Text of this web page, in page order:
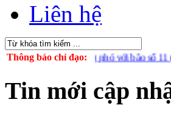
Liên hệ
Thông báo chỉ đạo:
chủ động ứng phó với bão số 11
Tin mới cập